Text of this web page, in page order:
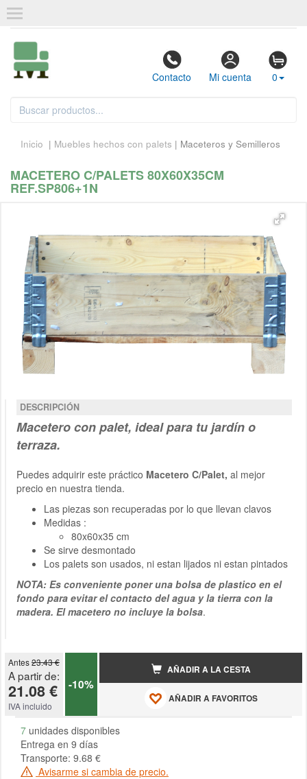
Contacto Mi cuenta 0
Inicio | Muebles hechos con palets | Maceteros y Semilleros
MACETERO C/PALETS 80X60X35CM
REF.SP806+1N
DESCRIPCIÓN
Macetero con palet, ideal para tu jardín o
terraza.
Puedes adquirir este práctico Macetero C/Palet, al mejor
precio en nuestra tienda.
Las piezas son recuperadas por lo que llevan clavos
Medidas :
80x60x35 cm
Se sirve desmontado
Los palets son usados, ni estan lijados ni estan pintados
NOTA: Es conveniente poner una bolsa de plastico en el
fondo para evitar el contacto del agua y la tierra con la
madera. El macetero no incluye la bolsa.
Antes23.43 €
A partir de:
21.08 €
IVA incluido
-10%
AÑADIR A LA CESTA
AÑADIR A FAVORITOS
7 unidades disponibles
Entrega en 9 días
Transporte: 9.68 €
Avisarme si cambia de precio.